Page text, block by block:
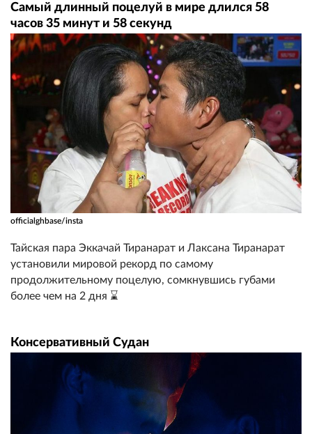
Самый длинный поцелуй в мире длился 58
часов 35 минут и 58 секунд
officialghbase/insta
Тайская пара Эккачай Тиранарат и Лаксана Тиранарат
установили мировой рекорд по самому
продолжительному поцелую, сомкнувшись губами
более чем на 2 дня ⌛
Консервативный Судан